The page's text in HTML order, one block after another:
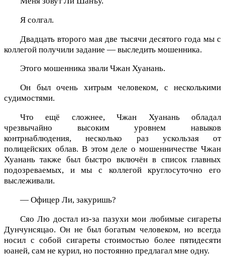
Я солгал.
Двадцать второго мая две тысячи десятого года мы с
коллегой получили задание — выследить мошенника.
Этого мошенника звали Чжан Хуанань.
Он был очень хитрым человеком, с несколькими
судимостями.
Что ещё сложнее, Чжан Хуанань обладал
чрезвычайно высоким уровнем навыков
контрнаблюдения, несколько раз ускользая от
полицейских облав. В этом деле о мошенничестве Чжан
Хуанань также был быстро включён в список главных
подозреваемых, и мы с коллегой круглосуточно его
выслеживали.
— Офицер Ли, закуришь?
Сяо Лю достал из-за пазухи мои любимые сигареты
Дунчунсяцао. Он не был богатым человеком, но всегда
носил с собой сигареты стоимостью более пятидесяти
юаней, сам не курил, но постоянно предлагал мне одну.